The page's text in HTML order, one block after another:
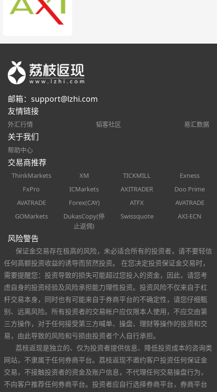
邮箱： support@lzhi.com
友情链接
外汇行情 韬客社区 易汇数据
关于我们
帮助中心
交易商推荐
ThinkMarkets XM TICKMILL
Exness
FxPro
ICMarkets AXITRADER
Doo Prime
AVATRADE
Forex(CAY) ATFX
AVATRADE
GOMarkets
DukasCopy(停
止返佣)
Swissquote AXI-ECN
风险警告
保证金交易存在极高的风险，未必适合所有的投资者，请不要轻信
任何高额投资收益的诱导而贸然投资。 在您决定投资保证金交易时，
需要提醒您：投资导致的损失可能超过您投入的资金，因此，请您考
虑自身的投资经验及风险承担能力理性投资。投资风险不仅来自于杠
杆交易本身，同时也有可能来自于券商平台的不确定性，请您仔细甄
别、远离风险。所有投资者的交易帐户应仅限本人使用，不应交由第
三方操作，对于任何接受第三方喊单、操盘、理财等操作的投资和交
易，由此导致的风险和亏损由投资者个人自行承担。
荔枝返现是独立的、仅为投资者提供信息、降低投资成本的咨询类
网站，不隶属于任何券商平台。荔枝返现不邀约客户投资任何保证金
交易，不接触投资者的资金及账户信息，不代理任何交易操盘行为，
不向客户推荐任何券商平台。投资者应自行选择券商平台，券商平台